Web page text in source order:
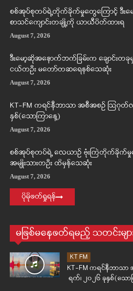
စစ်အုပ်စုတပ်ရဲ့တိုက်ခိုက်မှုတွေကြောင့် ဒီးမ
စာသင်ကျောင်းတချို့ကို ယာယီပိတ်ထားရ
August 7, 2026
ဒီးမော့ဆိုအနောက်ဘက်ခြမ်းက ချောင်းတခု
ငယ်တဦး မတော်တဆရေနစ်သေဆုံး
August 7, 2026
KT-FM ကရင်နီဘာသာ အစီအစဉ် ဩဂုတ်
နှစ်(သောကြာနေ့)
August 7, 2026
စစ်အုပ်စုတပ်ရဲ့ လေယာဉ် ဗုံးကြဲတိုက်ခိုက်မှုက
အမျိုးသားတဦး ထိမှန်သေဆုံး
August 7, 2026
ပိုမိုဖတ်ရှုရန်
မဖြစ်မနေဖတ်ရမည့် သတင်းမျာ
KT FM
KT-FM ကရင်နီဘာသ
ရက်၊ ၂၀၂၆ ခုနှစ်(သော